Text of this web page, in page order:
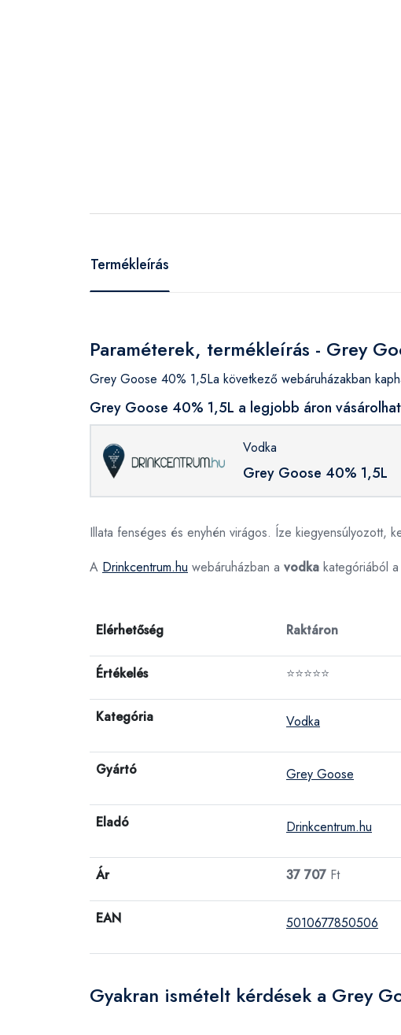
Termékleírás
Paraméterek, termékleírás - Grey
Grey Goose 40% 1,5La következő webáruházakban
Grey Goose 40% 1,5L a legjobb áron
Vodka
Grey Goose 40% 1,5L
Illata fenséges és enyhén virágos. Íze kiegyensúlyozott,
A Drinkcentrum.hu webáruházban a vodka kategóriából a
Elérhetőség Raktáron
Értékelés ⭐⭐⭐⭐⭐
Kategória Vodka
Gyártó Grey Goose
Eladó Drinkcentrum.hu
Ár 37 707 Ft
EAN 5010677850506
Gyakran ismételt kérdések a Grey